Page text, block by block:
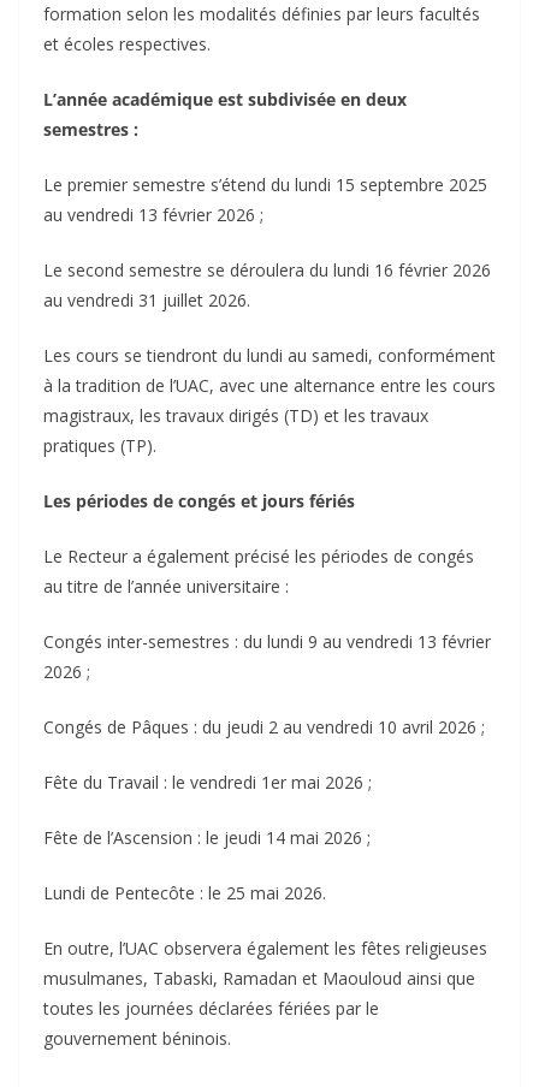
formation selon les modalités définies par leurs facultés
et écoles respectives.
‎L’année académique est subdivisée en deux
semestres :
‎Le premier semestre s’étend du lundi 15 septembre 2025
au vendredi 13 février 2026 ;
‎Le second semestre se déroulera du lundi 16 février 2026
au vendredi 31 juillet 2026.
‎Les cours se tiendront du lundi au samedi, conformément
à la tradition de l’UAC, avec une alternance entre les cours
magistraux, les travaux dirigés (TD) et les travaux
pratiques (TP).
‎Les périodes de congés et jours fériés
‎Le Recteur a également précisé les périodes de congés
au titre de l’année universitaire :
‎Congés inter-semestres : du lundi 9 au vendredi 13 février
2026 ;
‎Congés de Pâques : du jeudi 2 au vendredi 10 avril 2026 ;
‎Fête du Travail : le vendredi 1er mai 2026 ;
‎Fête de l’Ascension : le jeudi 14 mai 2026 ;
‎Lundi de Pentecôte : le 25 mai 2026.
‎En outre, l’UAC observera également les fêtes religieuses
musulmanes, Tabaski, Ramadan et Maouloud ainsi que
toutes les journées déclarées fériées par le
gouvernement béninois.